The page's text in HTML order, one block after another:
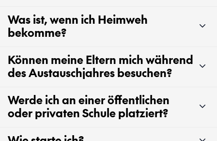
Was ist, wenn ich Heimweh
bekomme?
Können meine Eltern mich während
des Austauschjahres besuchen?
Werde ich an einer öffentlichen
oder privaten Schule platziert?